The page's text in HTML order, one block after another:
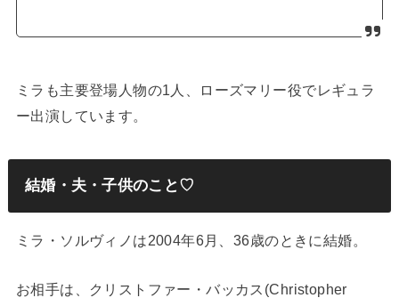
ミラも主要登場人物の1人、ローズマリー役でレギュラ
ー出演しています。
結婚・夫・子供のこと♡
ミラ・ソルヴィノは2004年6月、36歳のときに結婚。
お相手は、クリストファー・バッカス(Christopher